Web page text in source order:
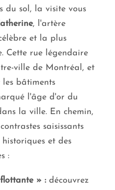
du sol, la visite vous
, l'artère
et la plus
Cette rue légendaire
ville de Montréal, et
les bâtiments
l'âge d'or du
la ville. En chemin,
saisissants
et des
:
» :découvrez